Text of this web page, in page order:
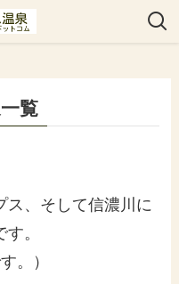
覧
ス、そして信濃川に
。
。）